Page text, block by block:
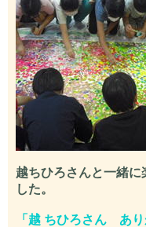
越ちひろさんと一緒
した。
「越 ちひろさん あ